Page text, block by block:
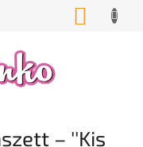
KOSÁR
– ''Kis